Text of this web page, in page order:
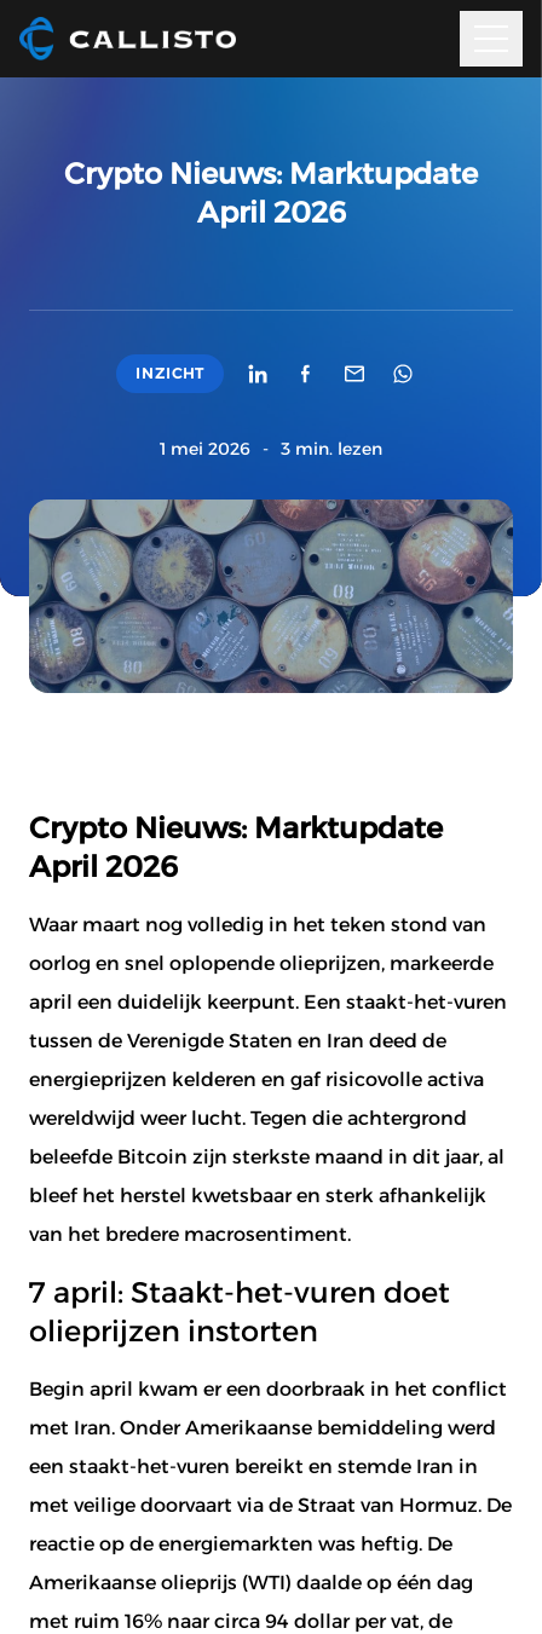
Crypto Nieuws: Marktupdate
April 2026
INZICHT
1 mei 2026 - 3 min. lezen
Crypto Nieuws: Marktupdate
April 2026
Waar maart nog volledig in het teken stond van
oorlog en snel oplopende olieprijzen, markeerde
april een duidelijk keerpunt. Een staakt-het-vuren
tussen de Verenigde Staten en Iran deed de
energieprijzen kelderen en gaf risicovolle activa
wereldwijd weer lucht. Tegen die achtergrond
beleefde Bitcoin zijn sterkste maand in dit jaar, al
bleef het herstel kwetsbaar en sterk afhankelijk
van het bredere macrosentiment.
7 april: Staakt-het-vuren doet
olieprijzen instorten
Begin april kwam er een doorbraak in het conflict
met Iran. Onder Amerikaanse bemiddeling werd
een staakt-het-vuren bereikt en stemde Iran in
met veilige doorvaart via de Straat van Hormuz. De
reactie op de energiemarkten was heftig. De
Amerikaanse olieprijs (WTI) daalde op één dag
met ruim 16% naar circa 94 dollar per vat, de